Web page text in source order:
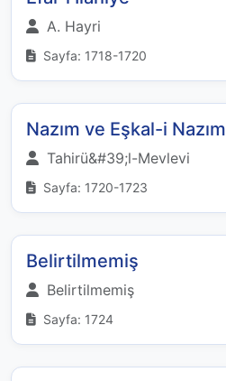
A. Hayri
Sayfa: 1718-1720
Nazım ve Eşkal-i Nazım
Tahirü&#39;l-Mevlevi
Sayfa: 1720-1723
Belirtilmemiş
Belirtilmemiş
Sayfa: 1724